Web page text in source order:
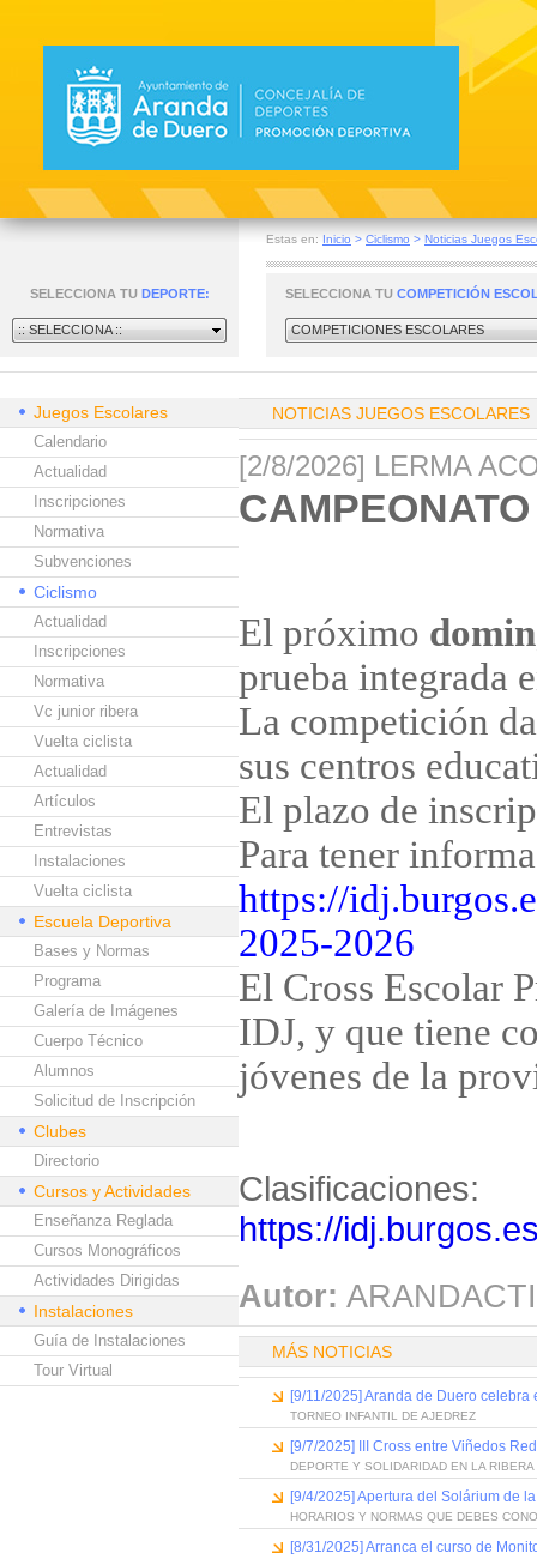
Estas en: Inicio > Ciclismo > Noticias Juegos
SELECCIONA TU DEPORTE:
:: SELECCIONA ::
SELECCIONA TU COMPETICIÓN
COMPETICIONES ESCOLARES
Juegos Escolares
Calendario
Actualidad
Inscripciones
Normativa
Subvenciones
Ciclismo
Actualidad
Inscripciones
Normativa
Vc junior ribera
Vuelta ciclista
Actualidad
Artículos
Entrevistas
Instalaciones
Vuelta ciclista
Escuela Deportiva
Bases y Normas
Programa
Galería de Imágenes
Cuerpo Técnico
Alumnos
Solicitud de Inscripción
Clubes
Directorio
Cursos y Actividades
Enseñanza Reglada
Cursos Monográficos
Actividades Dirigidas
Instalaciones
Guía de Instalaciones
Tour Virtual
NOTICIAS JUEGOS ESCOLARES
[2/8/2026] LERMA
El próximo
prueba integrada
La competición
sus centros
El plazo de
Para tener
https://
2025-2026
El Cross Escolar
IDJ, y que tiene
jóvenes de la
Clasificaciones:
https://
Autor:
MÁS NOTICIAS
[9/11/2025] Aranda de Duero
TORNEO INFANTIL DE AJEDREZ
[9/7/2025] III Cross entre Viñedos
DEPORTE Y SOLIDARIDAD EN LA RIBERA
[9/4/2025] Apertura del Solárium de
HORARIOS Y NORMAS QUE DEBES
[8/31/2025] Arranca el curso de